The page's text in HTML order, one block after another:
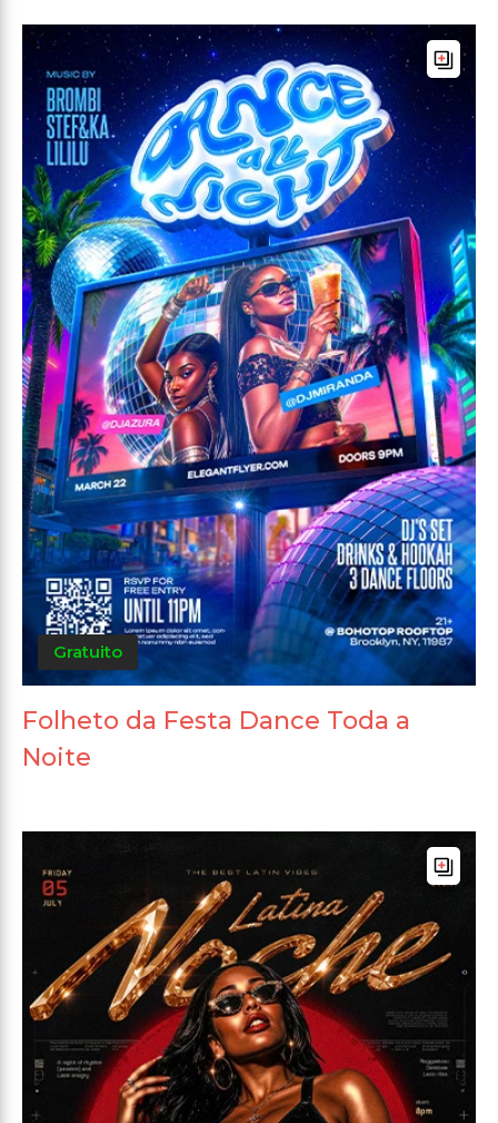
Gratuito
Folheto da Festa Dance Toda a
Noite